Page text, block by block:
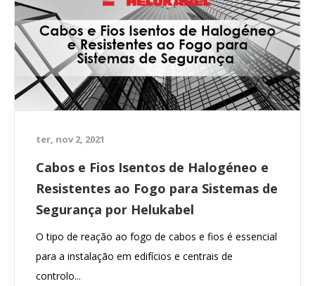
ter, nov 2, 2021
Cabos e Fios Isentos de Halogéneo e
Resistentes ao Fogo para Sistemas de
Segurança por Helukabel
O tipo de reação ao fogo de cabos e fios é essencial
para a instalação em edifícios e centrais de
controlo...